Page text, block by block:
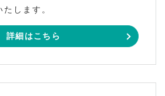
します。
詳細はこちら